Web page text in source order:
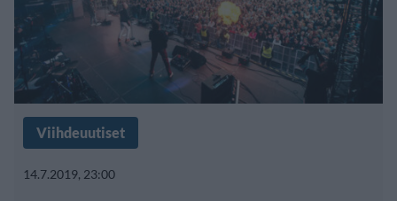
Viihdeuutiset
14.7.2019, 23:00